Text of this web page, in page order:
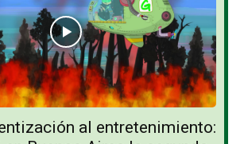
al entretenimiento: